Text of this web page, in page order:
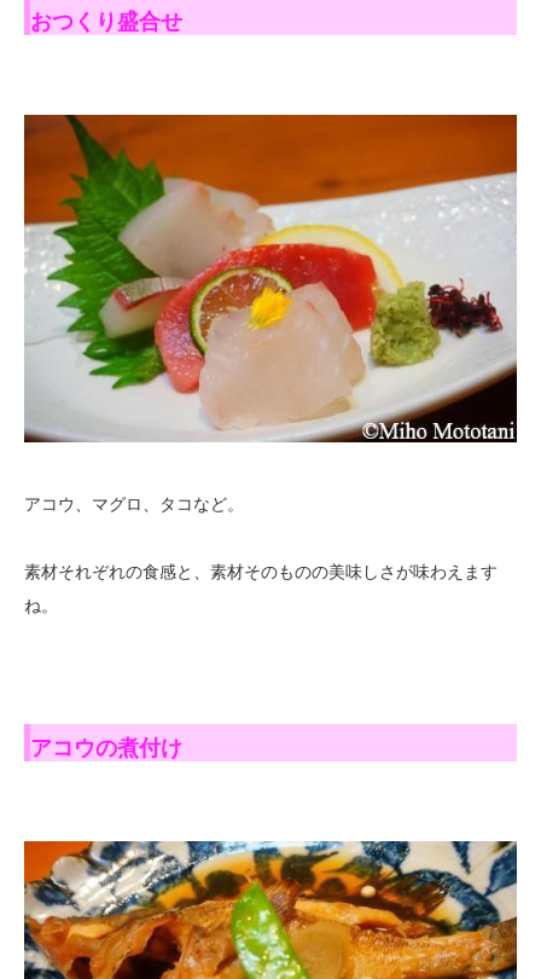
おつくり盛合せ
アコウ、マグロ、タコなど。
素材それぞれの食感と、素材そのものの美味しさが味わえます
ね。
アコウの煮付け